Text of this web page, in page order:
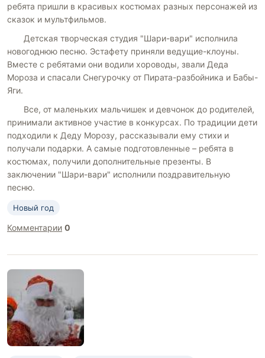
ребята пришли в красивых костюмах разных персонажей из
сказок и мультфильмов.
Детская творческая студия "Шари-вари" исполнила
новогоднюю песню. Эстафету приняли ведущие-клоуны.
Вместе с ребятами они водили хороводы, звали Деда
Мороза и спасали Снегурочку от Пирата-разбойника и Бабы-
Яги.
Все, от маленьких мальчишек и девчонок до родителей,
принимали активное участие в конкурсах. По традиции дети
подходили к Деду Морозу, рассказывали ему стихи и
получали подарки. А самые подготовленные – ребята в
костюмах, получили дополнительные презенты. В
заключении "Шари-вари" исполнили поздравительную
песню.
Новый год
Комментарии 0